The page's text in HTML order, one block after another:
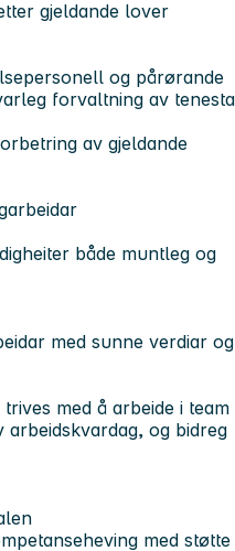
gjeldande lover
og pårørande
forvaltning av tenesta
av gjeldande
både muntleg og
med sunne verdiar og
med å arbeide i team
arbeidskvardag, og bidreg
med støtte